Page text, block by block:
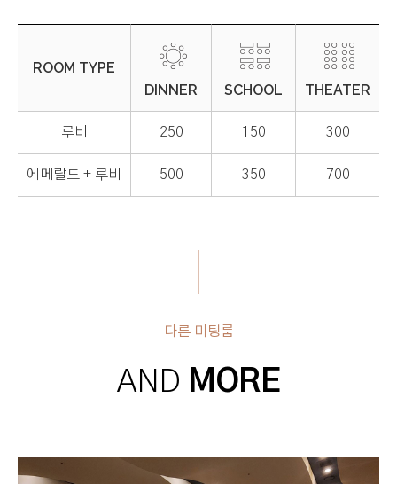
ROOM TYPE
DINNER
SCHOOL THEATER
루비 250 150 300
에메랄드 + 루비 500 350 700
다른 미팅룸
AND MORE